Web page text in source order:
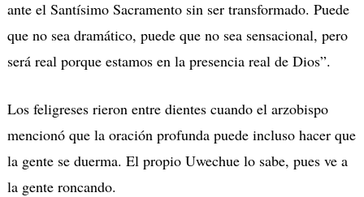
ante el Santísimo Sacramento sin ser transformado. Puede
que no sea dramático, puede que no sea sensacional, pero
será real porque estamos en la presencia real de Dios”.
Los feligreses rieron entre dientes cuando el arzobispo
mencionó que la oración profunda puede incluso hacer que
la gente se duerma. El propio Uwechue lo sabe, pues ve a
la gente roncando.